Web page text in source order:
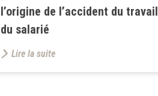
l’origine de l’accident du travail
du salarié
Lire la suite